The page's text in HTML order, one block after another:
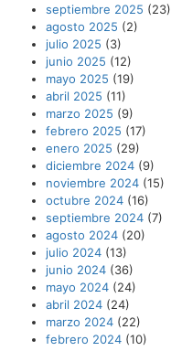
septiembre 2025 (23)
agosto 2025 (2)
julio 2025 (3)
junio 2025 (12)
mayo 2025 (19)
abril 2025 (11)
marzo 2025 (9)
febrero 2025 (17)
enero 2025 (29)
diciembre 2024 (9)
noviembre 2024 (15)
octubre 2024 (16)
septiembre 2024 (7)
agosto 2024 (20)
julio 2024 (13)
junio 2024 (36)
mayo 2024 (24)
abril 2024 (24)
marzo 2024 (22)
febrero 2024 (10)